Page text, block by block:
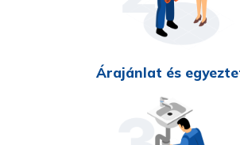
Árajánlat és